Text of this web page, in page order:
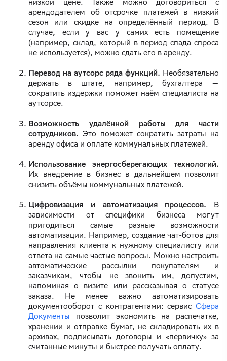
низкой цене. Также можно договориться с
арендодателем об отсрочке платежей в низкий
сезон или скидке на определённый период. В
случае, если у вас у самих есть помещение
(например, склад, который в период спада спроса
не используется), можно сдать его в аренду.
Перевод на аутсорс ряда функций. Необязательно
держать в штате, например, бухгалтера —
сократить издержки поможет наём специалиста на
аутсорсе.
Возможность удалённой работы для части
сотрудников. Это поможет сократить затраты на
аренду офиса и оплате коммунальных платежей.
Использование энергосберегающих технологий.
Их внедрение в бизнес в дальнейшем позволит
снизить объёмы коммунальных платежей.
Цифровизация и автоматизация процессов. В
зависимости от специфики бизнеса могут
пригодиться самые разные возможности
автоматизации. Например, создание чат-ботов для
направления клиента к нужному специалисту или
ответа на самые частые вопросы. Можно настроить
автоматические рассылки покупателям и
заказчикам, чтобы не звонить им, допустим,
напоминая о визите или рассказывая о статусе
заказа. Не менее важно автоматизировать
документооборот с контрагентами: сервис Сфера
Документы позволит экономить на распечатке,
хранении и отправке бумаг, не складировать их в
архивах, подписывать договоры и «первичку» за
считанные минуты и быстрее получать оплату.